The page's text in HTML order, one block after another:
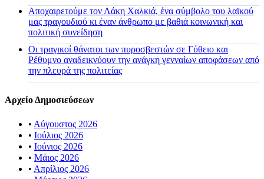
Αποχαιρετούμε τον Λάκη Χαλκιά, ένα σύμβολο του λαϊκού
μας τραγουδιού κι έναν άνθρωπο με βαθιά κοινωνική και
πολιτική συνείδηση
Οι τραγικοί θάνατοι των πυροσβεστών σε Γύθειο και
Ρέθυμνο αναδεικνύουν την ανάγκη γενναίων αποφάσεων από
την πλευρά της πολιτείας
Αρχείο Δημοσιεύσεων
• Αύγουστος 2026
• Ιούλιος 2026
• Ιούνιος 2026
• Μάιος 2026
• Απρίλιος 2026